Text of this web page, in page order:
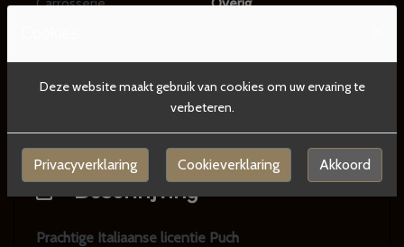
Deze website maakt gebruik van cookies om uw ervaring te
verbeteren.
Privacyverklaring Cookieverklaring Akkoord
Motor en transmissie
Beschrijving
Prachtige Italiaanse licentie Puch